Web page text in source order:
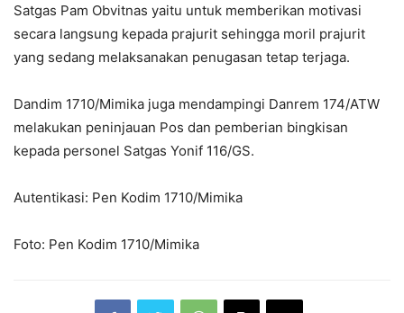
Satgas Pam Obvitnas yaitu untuk memberikan motivasi
secara langsung kepada prajurit sehingga moril prajurit
yang sedang melaksanakan penugasan tetap terjaga.
Dandim 1710/Mimika juga mendampingi Danrem 174/ATW
melakukan peninjauan Pos dan pemberian bingkisan
kepada personel Satgas Yonif 116/GS.
Autentikasi: Pen Kodim 1710/Mimika
Foto: Pen Kodim 1710/Mimika